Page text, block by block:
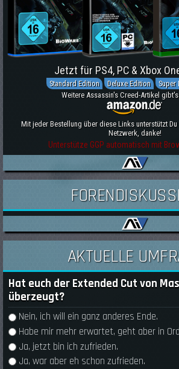
Jetzt für PS4, PC & Xbox
Standard Edition Deluxe Edition
Super
Weitere Assassin's Creed-Artikel
Mit jeder Bestellung über diese Links unterstützt Du
Netzwerk, danke!
Unterstütze GGP automatisch mit
AKTUELLE
Hat euch der Extended Cut von
überzeugt?
Auswahlmöglichkeiten
Nein, ich will ein ganz anderes Ende.
Habe mir mehr erwartet, geht aber in
Ja, jetzt bin ich zufrieden.
Ja, war aber eh schon zufrieden.